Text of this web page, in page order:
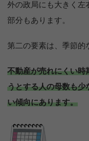
外の政局にも大きく左
部分もあります。
第二の要素は、季節的
不動産が売れにくい時
うとする人の母数も少
い傾向にあります。